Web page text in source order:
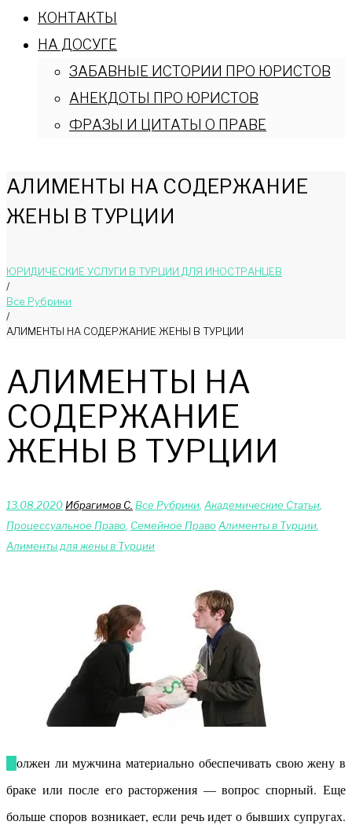
КОНТАКТЫ
НА ДОСУГЕ
ЗАБАВНЫЕ ИСТОРИИ ПРО ЮРИСТОВ
АНЕКДОТЫ ПРО ЮРИСТОВ
ФРАЗЫ И ЦИТАТЫ О ПРАВЕ
АЛИМЕНТЫ НА СОДЕРЖАНИЕ
ЖЕНЫ В ТУРЦИИ
ЮРИДИЧЕСКИЕ УСЛУГИ В ТУРЦИИ ДЛЯ ИНОСТРАНЦЕВ
/
Bce Pyбрики
/
АЛИМЕНТЫ НА СОДЕРЖАНИЕ ЖЕНЫ В ТУРЦИИ
АЛИМЕНТЫ НА
СОДЕРЖАНИЕ
ЖЕНЫ В ТУРЦИИ
13.08.2020 Ибрагимов С. Bce Pyбрики Академические Статьи
Процессуальное Право Сeмейное ПравоАлименты в Турции
Алименты для жены в Турции
браке или после его расторжения — вопрос спорный. Еще
больше споров возникает, если речь идет о бывших супругах.